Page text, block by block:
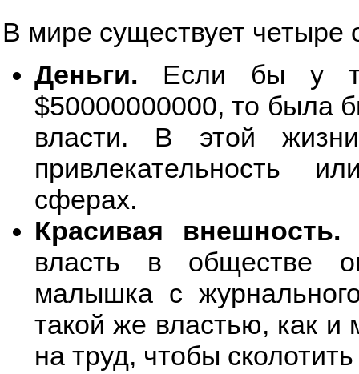
В мире существует четыре
Деньги. Если бы у
$50000000000, то была
власти. В этой
привлекательность
сферах.
Красивая внешность.
власть в обществе
малышка с
такой же властью, как
на труд, чтобы